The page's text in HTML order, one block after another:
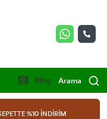
Blog Arama
%10 İNDİRİM